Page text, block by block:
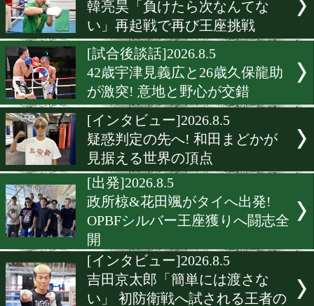
[表敬訪問]2026.8.6
富士見市の新王者! 鈴木龍
長に戴冠報告。初防衛へ決
た
[インタビュー]2026.8.6
韓亮昊「負けたら次なんて
い」再起戦で再び王座挑戦
[試合後談話]2026.8.5
42歳宇津見義広と26歳久保
[インタビュー]2026.8.5
疑惑判定の先へ! 和田まど